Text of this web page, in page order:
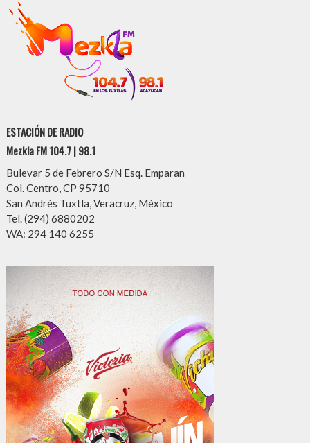
ESTACIÓN DE RADIO
Mezkla FM 104.7 | 98.1
Bulevar 5 de Febrero S/N Esq. Emparan
Col. Centro, CP 95710
San Andrés Tuxtla, Veracruz, México
Tel. (294) 6880202
WA: 294 140 6255